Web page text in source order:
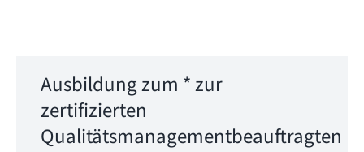
Ausbildung zum * zur
zertifizierten
Qualitätsmanagementbeauftragten